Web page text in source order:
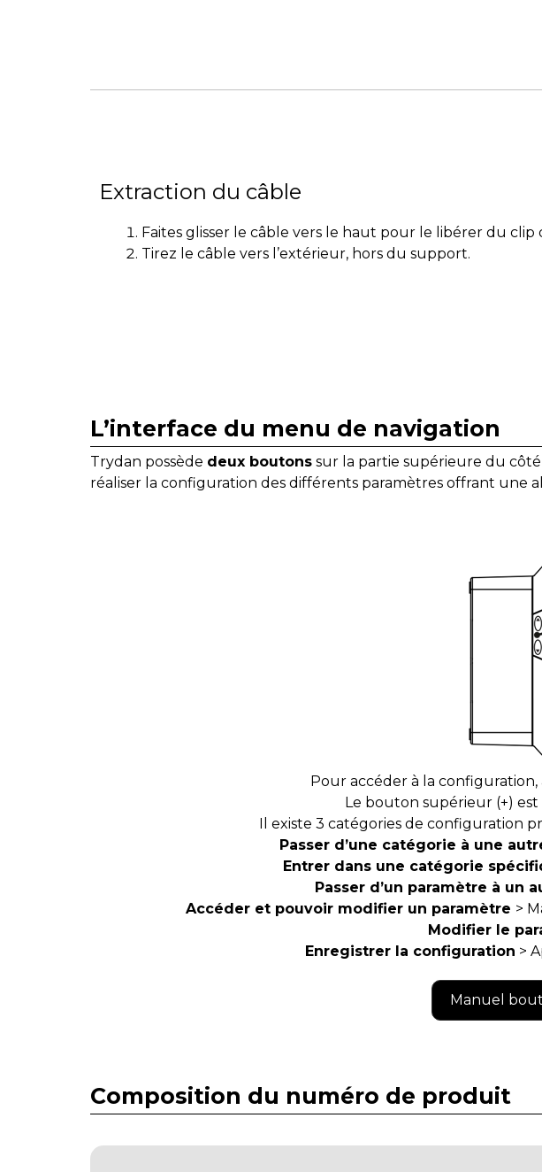
Extraction du câble
Faites glisser le câble vers le haut pour le libérer du clip
Tirez le câble vers l’extérieur, hors du support.
L’interface du menu de navigation
Trydan possède deux boutons sur la partie supérieure du côté
réaliser la configuration des différents paramètres offrant une
Pour accéder à la
Le bouton supérieur (+) est
Il existe 3 catégories de configuration
Passer d’une catégorie à une
Entrer dans une catégorie
Passer d’un paramètre à un
Accéder et pouvoir modifier un paramètre >
Modifier le
Enregistrer la configuration >
Manuel
Composition du numéro de produit